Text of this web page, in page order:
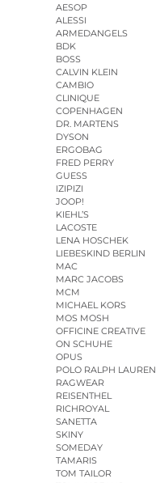
AESOP
ALESSI
ARMEDANGELS
BDK
BOSS
CALVIN KLEIN
CAMBIO
CLINIQUE
COPENHAGEN
DR. MARTENS
DYSON
ERGOBAG
FRED PERRY
GUESS
IZIPIZI
JOOP!
KIEHL’S
LACOSTE
LENA HOSCHEK
LIEBESKIND BERLIN
MAC
MARC JACOBS
MCM
MICHAEL KORS
MOS MOSH
OFFICINE CREATIVE
ON SCHUHE
OPUS
POLO RALPH LAUREN
RAGWEAR
REISENTHEL
RICHROYAL
SANETTA
SKINY
SOMEDAY
TAMARIS
TOM TAILOR